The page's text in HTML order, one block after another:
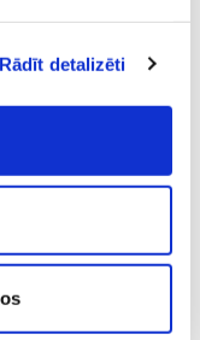
Rādīt detalizēti